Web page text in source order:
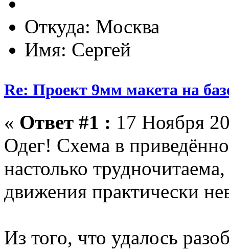
Откуда: Москва
Имя: Сергей
Re: Проект 9мм макета на
« Ответ #1 : 17 Ноября
Одег! Схема в
настолько
движения практически
Из того, что удалось